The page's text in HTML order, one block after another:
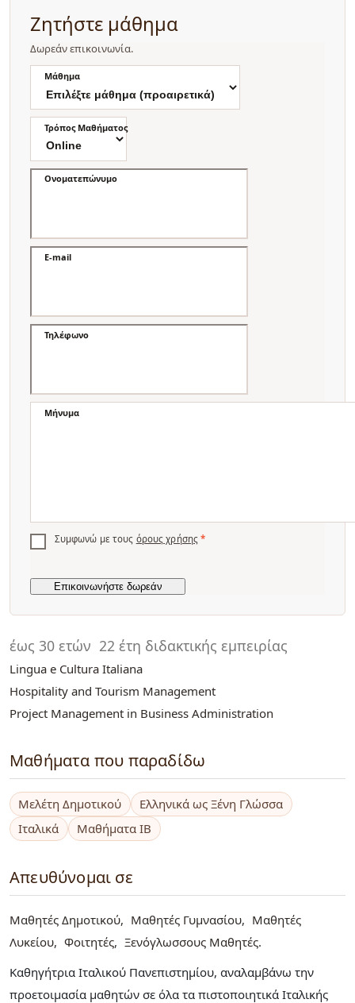
έως 30 ετών 22 έτη διδακτικής εμπειρίας
Lingua e Cultura Italiana
Hospitality and Tourism Management
Project Management in Business Administration
Μαθήματα που παραδίδω
Μελέτη Δημοτικού
Ελληνικά ως Ξένη Γλώσσα
Ιταλικά
Μαθήματα IB
Απευθύνομαι σε
Μαθητές Δημοτικού Μαθητές Γυμνασίου
Μαθητές
Λυκείου
Φοιτητές
Ξενόγλωσσους Μαθητές
Καθηγήτρια Ιταλικού Πανεπιστημίου, αναλαμβάνω την
προετοιμασία μαθητών σε όλα τα πιστοποιητικά Ιταλικής
Ζητήστε μάθημα
Δωρεάν επικοινωνία.
Μάθημα
Τρόπος Μαθήματος
Ονοματεπώνυμο
E-mail
Τηλέφωνο
Μήνυμα
Συμφωνώ με τους όρους χρήσης *